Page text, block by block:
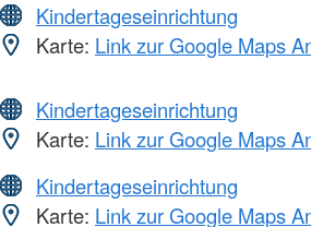
Kindertageseinrichtung
Karte: Link zur Google Maps
Kindertageseinrichtung
Karte: Link zur Google Maps
Kindertageseinrichtung
Karte: Link zur Google Maps